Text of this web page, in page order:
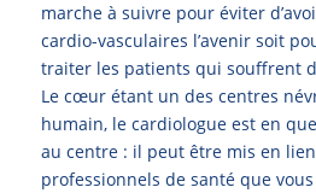
marche à suivre pour éviter
cardio-vasculaires l’avenir soit
traiter les patients qui souffrent
Le cœur étant un des centres
humain, le cardiologue est en
au centre : il peut être mis en
professionnels de santé que